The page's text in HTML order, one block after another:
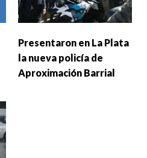
Presentaron en La Plata
la nueva policía de
Aproximación Barrial